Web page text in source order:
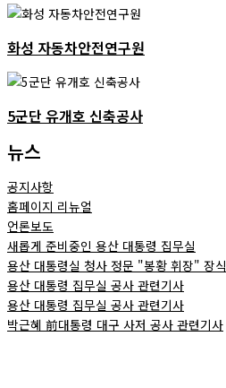
화성 자동차안전연구원
5군단 유개호 신축공사
뉴스
공지사항
홈페이지 리뉴얼
언론보도
새롭게 준비중인 용산 대통령 집무실
용산 대통령실 청사 정문 "봉황 휘장" 장식
용산 대통령 집무실 공사 관련기사
용산 대통령 집무실 공사 관련기사
박근혜 前대통령 대구 사저 공사 관련기사